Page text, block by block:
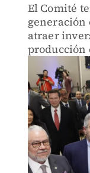
El Comité
generación
atraer
producción